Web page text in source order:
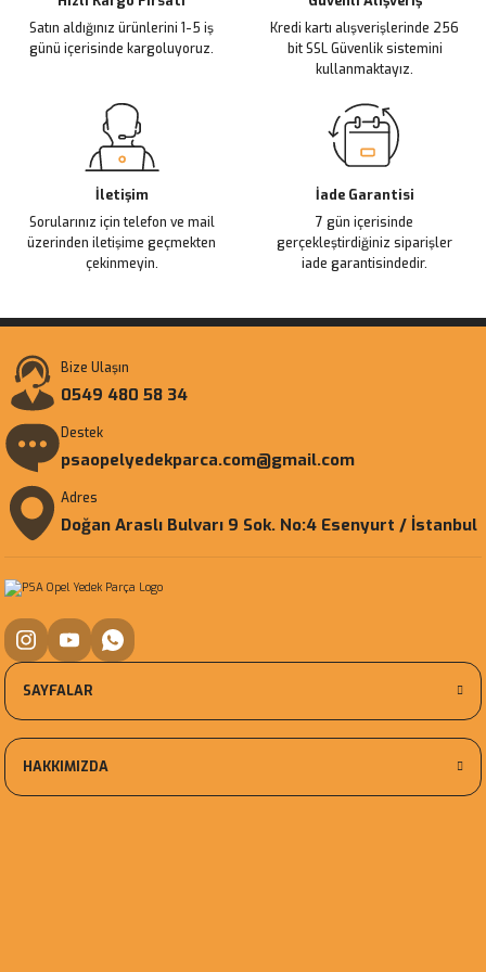
Bu ürüne benzer farklı alternatifler olmalı.
Satın aldığınız ürünlerini 1-5 iş
günü içerisinde kargoluyoruz.
Kredi kartı alışverişlerinde 256
bit SSL Güvenlik sistemini
kullanmaktayız.
İletişim
Sorularınız için telefon ve mail
üzerinden iletişime geçmekten
çekinmeyin.
İade Garantisi
7 gün içerisinde
gerçekleştirdiğiniz siparişler
iade garantisindedir.
Bize Ulaşın
0549 480 58 34
Destek
psaopelyedekparca.com@gmail.com
Adres
Doğan Araslı Bulvarı 9 Sok. No:4 Esenyurt / İstanbul
SAYFALAR
HAKKIMIZDA